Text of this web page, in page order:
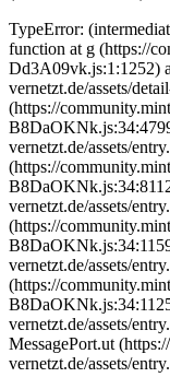
TypeError:
function at g (https://
Dd3A09vk.js:1:1252)
vernetzt.de/assets/
(https://
vernetzt.de/assets/
(https://
vernetzt.de/assets/
(https://
vernetzt.de/assets/
(https://
vernetzt.de/assets/
MessagePort.ut
vernetzt.de/assets/